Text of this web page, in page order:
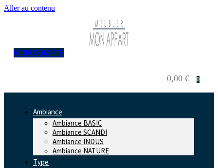
Aller au contenu
MON COMPTE
0,00 € 0
Ambiance
Ambiance BASIC
Ambiance SCANDI
Ambiance INDUS
Ambiance NATURE
Type